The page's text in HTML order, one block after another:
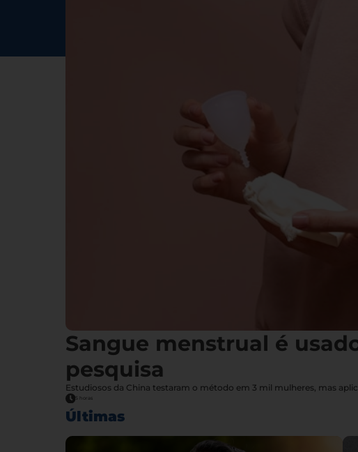
Sangue menstrual é
pesquisa
Estudiosos da China testaram o método em 3 mil mulheres, mas
5 horas
Últimas